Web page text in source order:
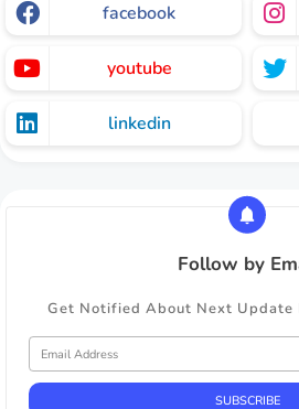
facebook
youtube
linkedin
Follow by
Get Notified About Next Update